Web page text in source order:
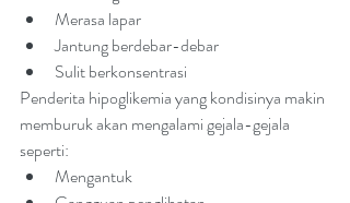
Merasa lapar
Jantung berdebar-debar
Sulit berkonsentrasi
Penderita hipoglikemia yang kondisinya makin
memburuk akan mengalami gejala-gejala
seperti:
Mengantuk